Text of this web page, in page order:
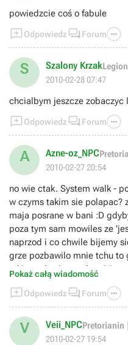
powiedzcie coś o fabule
Odpowiedz  Forum 
S Szalony Krzak
2010-02-28 07:47
chcialbym jeszcze zobaczyc
Odpowiedz  Forum 
A Azne-oz_NPC
2010-02-27 20:54
no wie ctak. System walk -
w czyms takim sie polapac?
maja posrane w bani :D
poza tym sam mowiles ze
naprzod i co chwile bijemy
grze pozbawilo mnie tchu to
takiego da sie uzyskac ^^
Pokaż całą wiadomość
Odpowiedz  Forum 
V Veii_NPCPretorianin
2010-02-27 19:54